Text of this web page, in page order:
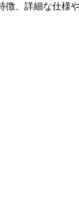
徴、詳細な仕様